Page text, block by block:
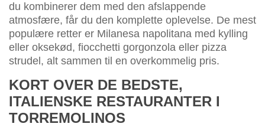
du kombinerer dem med den afslappende
atmosfære, får du den komplette oplevelse. De mest
populære retter er Milanesa napolitana med kylling
eller oksekød, fiocchetti gorgonzola eller pizza
strudel, alt sammen til en overkommelig pris.
KORT OVER DE BEDSTE,
ITALIENSKE RESTAURANTER I
TORREMOLINOS